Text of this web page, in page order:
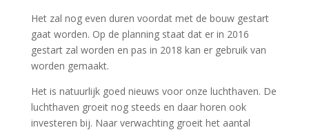
Het zal nog even duren voordat met de bouw gestart
gaat worden. Op de planning staat dat er in 2016
gestart zal worden en pas in 2018 kan er gebruik van
worden gemaakt.
Het is natuurlijk goed nieuws voor onze luchthaven. De
luchthaven groeit nog steeds en daar horen ook
investeren bij. Naar verwachting groeit het aantal